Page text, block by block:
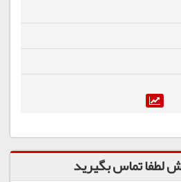
تماس بگیرید